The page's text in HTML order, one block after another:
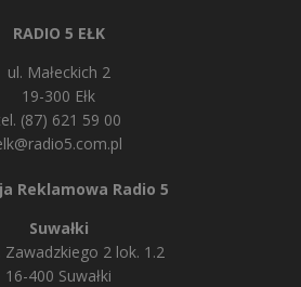
RADIO 5 EŁK
ul. Małeckich 2
19-300 Ełk
(87) 621 59 00
Reklamowa Radio 5
Suwałki
Zawadzkiego 2 lok. 1.2
16-400 Suwałki